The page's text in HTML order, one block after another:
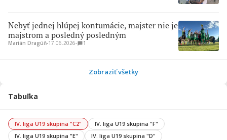
Nebyť jednej hlúpej kontumácie, majster nie je
majstrom a posledný posledným
Marián Dragúň∙17.06.2026∙ 1
Zobraziť všetky
Tabuľka
IV. liga U19 skupina "C2"
IV. liga U19 skupina "F"
IV. liga U19 skupina "E"
IV. liga U19 skupina "D"